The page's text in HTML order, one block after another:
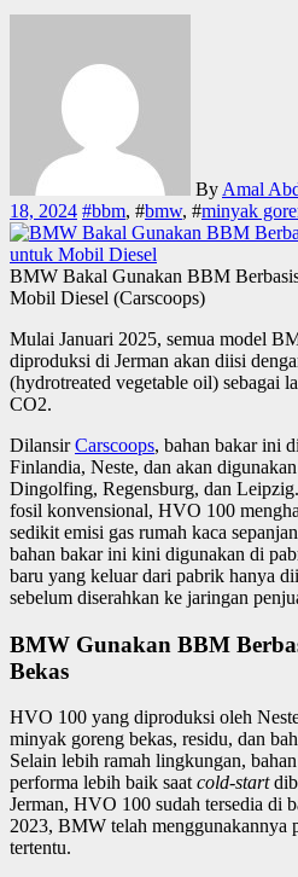
By Amal
18, 2024 #bbm, #bmw, #minyak
BMW Bakal Gunakan BBM
Mobil Diesel (Carscoops)
Mulai Januari 2025, semua model BMW diesel baru yang
diproduksi di Jerman akan diisi
(hydrotreated vegetable oil) sebagai
CO2.
DilansirCarscoops, bahan bakar ini
Finlandia, Neste, dan akan
Dingolfing, Regensburg, dan
fosil konvensional, HVO 100
sedikit emisi gas rumah kaca
bahan bakar ini kini digunakan di
baru yang keluar dari pabrik hanya
sebelum diserahkan ke jaringan
BMW Gunakan BBM
Bekas
HVO 100 yang diproduksi oleh
minyak goreng bekas, residu, dan
Selain lebih ramah lingkungan,
performa lebih baik saat cold-start
Jerman, HVO 100 sudah tersedia di
2023, BMW telah menggunakannya
tertentu.